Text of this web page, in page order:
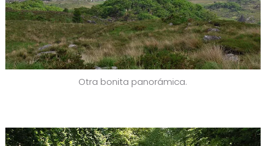
Otra bonita panorámica.